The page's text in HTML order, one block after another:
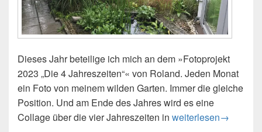
Dieses Jahr beteilige ich mich an dem »Fotoprojekt
2023 „Die 4 Jahreszeiten“« von Roland. Jeden Monat
ein Foto von meinem wilden Garten. Immer die gleiche
Position. Und am Ende des Jahres wird es eine
Collage über die vier Jahreszeiten in Fotoprojekt 2023 –
weiterlesen→